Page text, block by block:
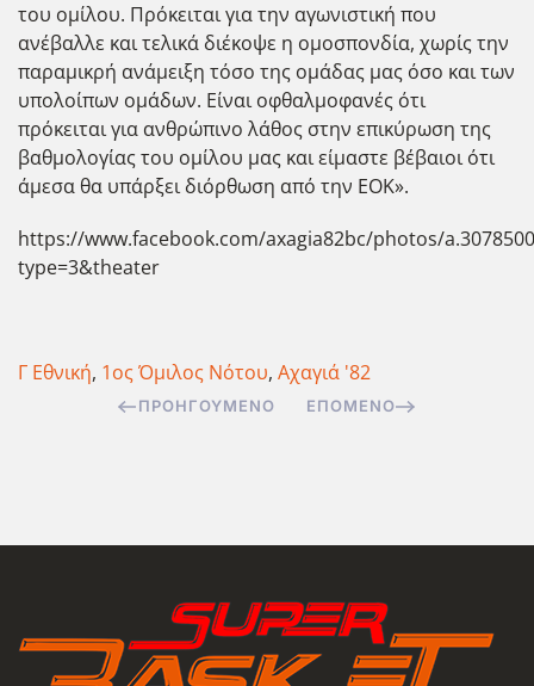
του ομίλου. Πρόκειται για την αγωνιστική που
ανέβαλλε και τελικά διέκοψε η ομοσπονδία, χωρίς την
παραμικρή ανάμειξη τόσο της ομάδας μας όσο και των
υπολοίπων ομάδων. Είναι οφθαλμοφανές ότι
πρόκειται για ανθρώπινο λάθος στην επικύρωση της
βαθμολογίας του ομίλου μας και είμαστε βέβαιοι ότι
άμεσα θα υπάρξει διόρθωση από την ΕΟΚ».
https://www.facebook.com/axagia82bc/photos/
type=3&theater
Γ Εθνική, 1ος Όμιλος Νότου, Αχαγιά '82
ΠΡΟΗΓΟΎΜΕΝΟ ΕΠΌΜΕΝΟ